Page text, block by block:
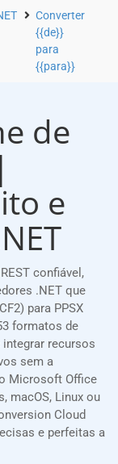
Converter
{{de}}
para
{{para}}
de
e
confiável,
.NET que
para PPSX
formatos de
recursos
sem a
Microsoft Office
macOS, Linux ou
Cloud
e perfeitas a